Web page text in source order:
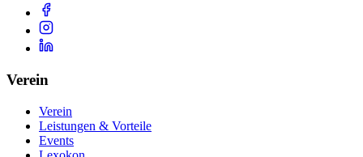
Verein
Verein
Leistungen & Vorteile
Events